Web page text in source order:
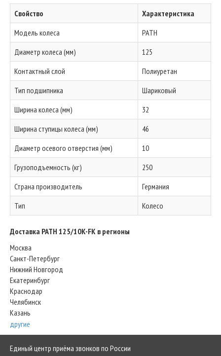
Свойство
Характеристика
Модель колеса
PATH
Диаметр колеса (мм)
125
Контактный слой
Полиуретан
Тип подшипника
Шариковый
Ширина колеса (мм)
32
Ширина ступицы колеса (мм)
46
Диаметр осевого отверстия (мм)
10
Грузоподъемность (кг)
250
Страна производитель
Германия
Тип
Колесо
Доставка PATH 125/10K-FK в регионы
Москва
Санкт-Петербург
Нижний Новгород
Екатеринбург
Краснодар
Челябинск
Казань
другие
Единый центр приёма звонков по России